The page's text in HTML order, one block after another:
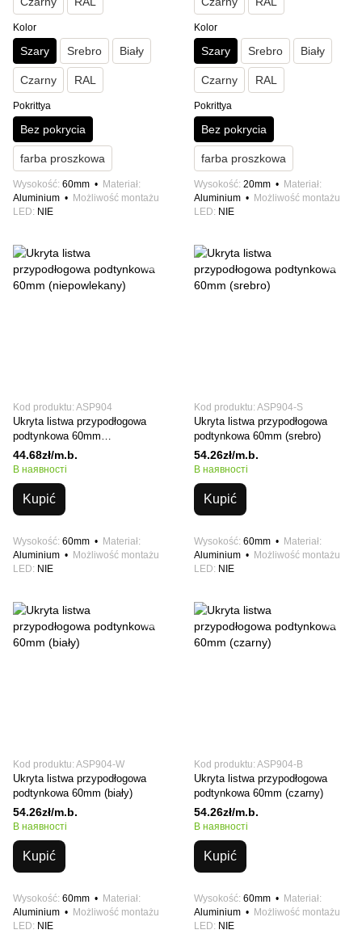
Kolor
Szary Srebro Biały
Czarny RAL
Pokrittya
Bez pokrycia
farba proszkowa
Wysokość 60mm
Materiał
Aluminium
Możliwość montażu
LED NIE
Kolor
Szary Srebro Biały
Czarny RAL
Pokrittya
Bez pokrycia
farba proszkowa
Wysokość 20mm
Materiał
Aluminium
Możliwość montażu
LED NIE
Kod produktu: ASP904
Ukryta listwa przypodłogowa
podtynkowa 60mm
(niepowlekany)
44.68zł/m.b.
В наявності
Kupić
Wysokość 60mm
Materiał
Aluminium
Możliwość montażu
LED NIE
Kod produktu: ASP904-S
Ukryta listwa przypodłogowa
podtynkowa 60mm (srebro)
54.26zł/m.b.
В наявності
Kupić
Wysokość 60mm
Materiał
Aluminium
Możliwość montażu
LED NIE
Kod produktu: ASP904-W
Ukryta listwa przypodłogowa
podtynkowa 60mm (biały)
54.26zł/m.b.
В наявності
Kupić
Wysokość 60mm
Materiał
Aluminium
Możliwość montażu
LED NIE
Kod produktu: ASP904-B
Ukryta listwa przypodłogowa
podtynkowa 60mm (czarny)
54.26zł/m.b.
В наявності
Kupić
Wysokość 60mm
Materiał
Aluminium
Możliwość montażu
LED NIE